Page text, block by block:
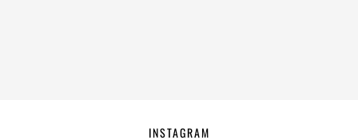
INSTAGRAM